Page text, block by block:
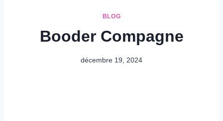
BLOG
Booder Compagne
décembre 19, 2024